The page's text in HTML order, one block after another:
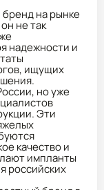
на рынке
не так
надежности и
ищущих
но уже
Эти
качество и
импланты
российских